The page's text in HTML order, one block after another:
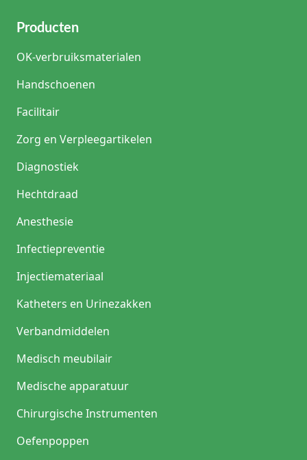
Producten
OK-verbruiksmaterialen
Handschoenen
Facilitair
Zorg en Verpleegartikelen
Diagnostiek
Hechtdraad
Anesthesie
Infectiepreventie
Injectiemateriaal
Katheters en Urinezakken
Verbandmiddelen
Medisch meubilair
Medische apparatuur
Chirurgische Instrumenten
Oefenpoppen